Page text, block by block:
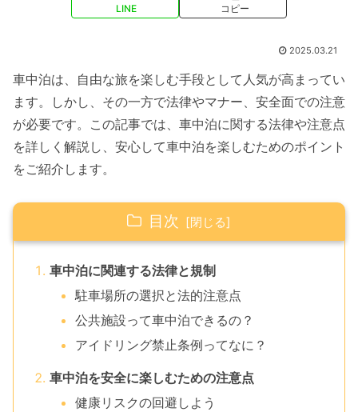
LINE コピー
2025.03.21
車中泊は、自由な旅を楽しむ手段として人気が高まってい
ます。しかし、その一方で法律やマナー、安全面での注意
が必要です。この記事では、車中泊に関する法律や注意点
を詳しく解説し、安心して車中泊を楽しむためのポイント
をご紹介します。
目次
車中泊に関連する法律と規制
駐車場所の選択と法的注意点
公共施設って車中泊できるの？
アイドリング禁止条例ってなに？
車中泊を安全に楽しむための注意点
健康リスクの回避しよう